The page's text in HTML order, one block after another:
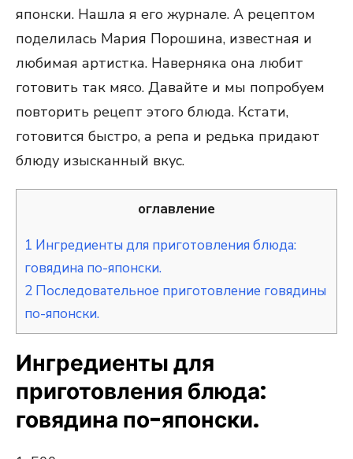
японски. Нашла я его журнале. А рецептом
поделилась Мария Порошина, известная и
любимая артистка. Наверняка она любит
готовить так мясо. Давайте и мы попробуем
повторить рецепт этого блюда. Кстати,
готовится быстро, а репа и редька придают
блюду изысканный вкус.
оглавление
1 Ингредиенты для приготовления блюда:
говядина по-японски.
2 Последовательное приготовление говядины
по-японски.
Ингредиенты для
приготовления блюда:
говядина по-японски.